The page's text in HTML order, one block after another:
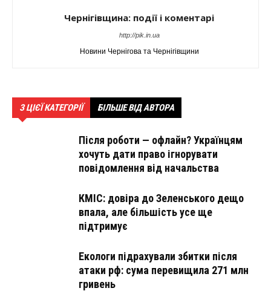
Чернігівщина: події і коментарі
http://pik.in.ua
Новини Чернігова та Чернігівщини
З ЦІЄЇ КАТЕГОРІЇ БІЛЬШЕ ВІД АВТОРА
Після роботи — офлайн? Українцям
хочуть дати право ігнорувати
повідомлення від начальства
КМІС: довіра до Зеленського дещо
впала, але більшість усе ще
підтримує
Екологи підрахували збитки після
атаки рф: сума перевищила 271 млн
гривень